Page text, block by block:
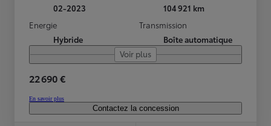
02-2023
104 921 km
Energie
Hybride
Transmission
Boîte automatique
Voir plus
22 690 €
En savoir plus
Contactez la concession